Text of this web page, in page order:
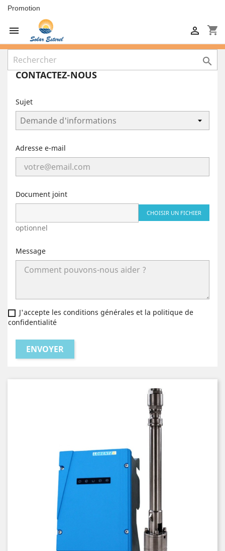
Promotion
 shopping_cart


CONTACTEZ-NOUS
Sujet
Adresse e-mail
Document joint
CHOISIR UN FICHIER
optionnel
Message
J'accepte les conditions générales et la politique de
confidentialité